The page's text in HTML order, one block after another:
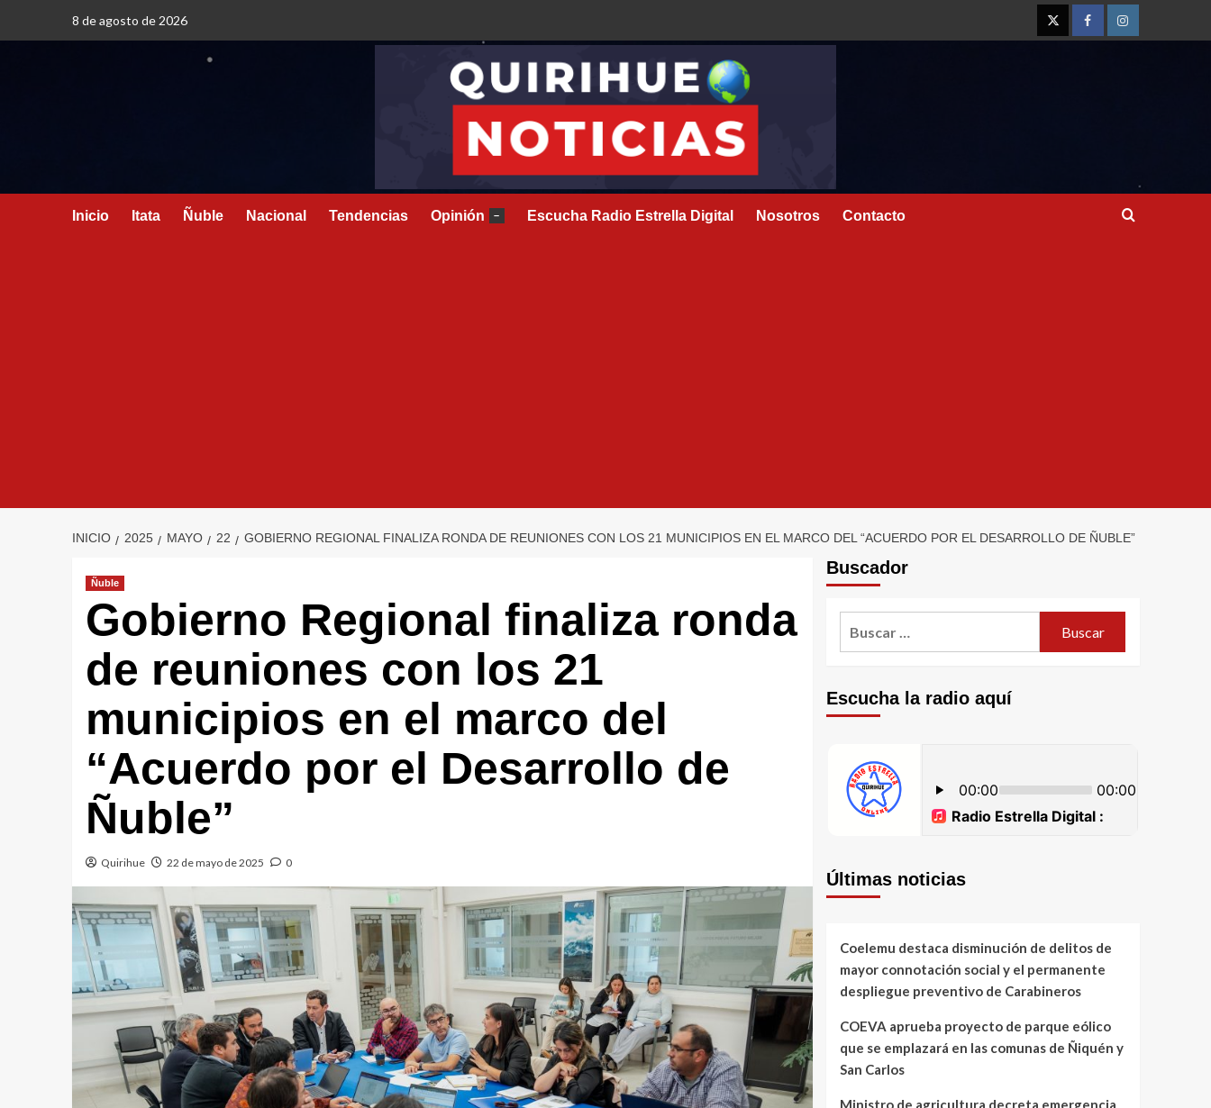
8 de agosto de 2026
Inicio Itata Ñuble Nacional Tendencias Opinión – Escucha Radio Estrella Digital Nosotros Contacto
INICIO 2025 MAYO 22 GOBIERNO REGIONAL FINALIZA RONDA DE REUNIONES CON LOS 21 MUNICIPIOS EN EL MARCO DEL “ACUERDO POR EL DESARROLLO DE ÑUBLE”
Ñuble
Gobierno Regional finaliza ronda
de reuniones con los 21
municipios en el marco del
“Acuerdo por el Desarrollo de
Ñuble”
Quirihue 22 de mayo de 2025 0
Buscador
Escucha la radio aquí
Últimas noticias
Coelemu destaca disminución de delitos de
mayor connotación social y el permanente
despliegue preventivo de Carabineros
COEVA aprueba proyecto de parque eólico
que se emplazará en las comunas de Ñiquén y
San Carlos
Ministro de agricultura decreta emergencia